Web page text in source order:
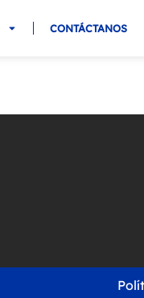
CONTÁCTANOS